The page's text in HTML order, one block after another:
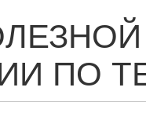
ПО